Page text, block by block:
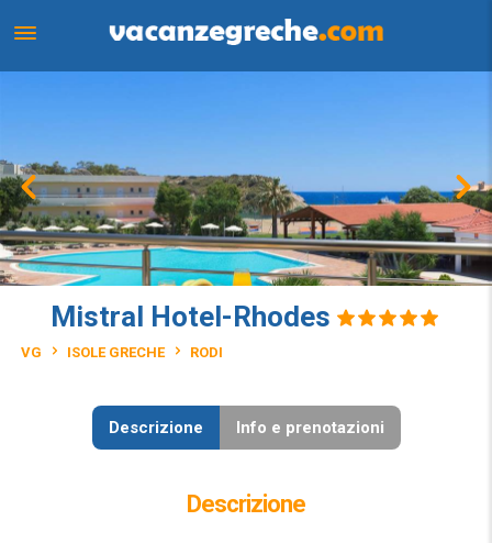
Mistral Hotel-Rhodes
VG ISOLE GRECHE RODI
Descrizione Info e prenotazioni
Descrizione